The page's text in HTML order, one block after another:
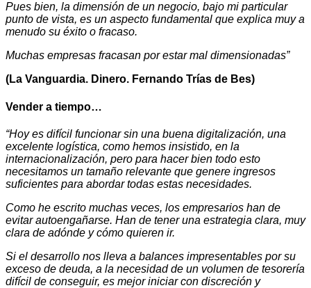
Pues bien, la dimensión de un negocio, bajo mi particular
punto de vista, es un aspecto fundamental que explica muy a
menudo su éxito o fracaso.
Muchas empresas fracasan por estar mal dimensionadas”
(La Vanguardia. Dinero. Fernando Trías de Bes)
Vender a tiempo…
“Hoy es difícil funcionar sin una buena digitalización, una
excelente logística, como hemos insistido, en la
internacionalización, pero para hacer bien todo esto
necesitamos un tamaño relevante que genere ingresos
suficientes para abordar todas estas necesidades.
Como he escrito muchas veces, los empresarios han de
evitar autoengañarse. Han de tener una estrategia clara, muy
clara de adónde y cómo quieren ir.
Si el desarrollo nos lleva a balances impresentables por su
exceso de deuda, a la necesidad de un volumen de tesorería
difícil de conseguir, es mejor iniciar con discreción y